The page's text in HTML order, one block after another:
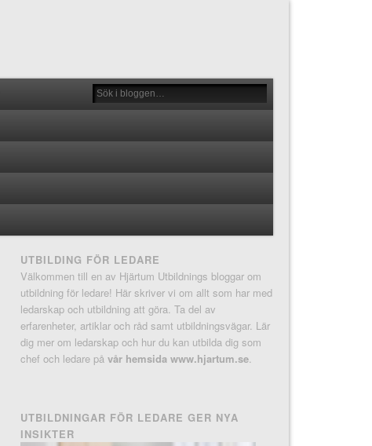
UTBILDING FÖR LEDARE
Välkommen till en av Hjärtum Utbildnings bloggar om
utbildning för ledare! Här skriver vi om allt som har med
ledarskap och utbildning att göra. Ta del av
erfarenheter, artiklar och råd samt utbildningsvägar. Lär
dig mer om ledarskap och hur du kan utbilda dig som
chef och ledare påvår hemsida www.hjartum.se.
UTBILDNINGAR FÖR LEDARE GER NYA
INSIKTER